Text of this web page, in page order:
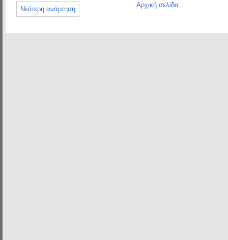
Νεότερη ανάρτηση
Αρχική σελίδα